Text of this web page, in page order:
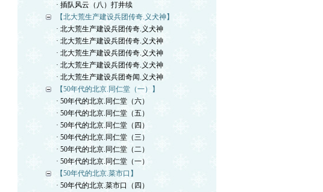
· 插队风云（八）打井续
【北大荒生产建设兵团传奇.义犬神】
· 北大荒生产建设兵团传奇.义犬神
· 北大荒生产建设兵团传奇.义犬神
· 北大荒生产建设兵团传奇.义犬神
· 北大荒生产建设兵团传奇.义犬神
· 北大荒生产建设兵团奇闻.义犬神
【50年代的北京.同仁堂（一）】
· 50年代的北京.同仁堂（六）
· 50年代的北京.同仁堂（五）
· 50年代的北京.同仁堂（四）
· 50年代的北京.同仁堂（三）
· 50年代的北京.同仁堂（二）
· 50年代的北京.同仁堂（一）
【50年代的北京.菜市口】
· 50年代的北京.菜市口（四）